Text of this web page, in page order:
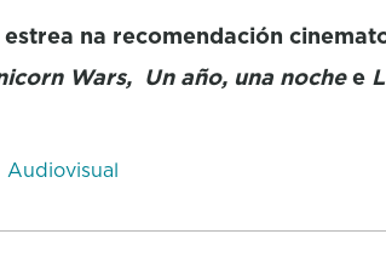
na recomendación
Wars, Un año, una nochee
Audiovisual